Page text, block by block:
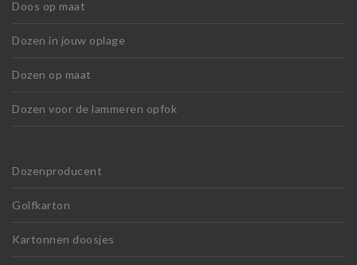
Doos op maat
Dozen in jouw oplage
Dozen op maat
Dozen voor de lammeren opfok
Dozenproducent
Golfkarton
Kartonnen doosjes